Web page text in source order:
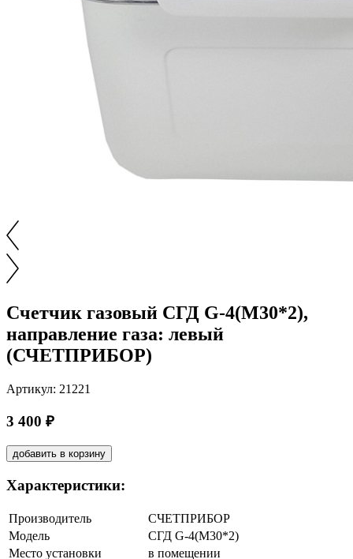
Счетчик газовый СГД G-4(M30*2),
направление газа: левый
(СЧЕТПРИБОР)
Артикул: 21221
3 400 ₽
добавить в корзину
Характеристики:
Производитель
СЧЕТПРИБОР
Модель
СГД G-4(M30*2)
Место установки
в помещении